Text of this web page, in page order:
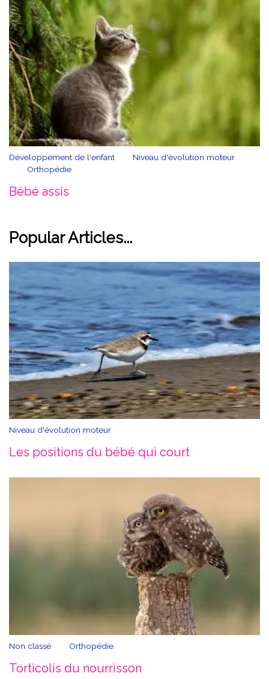
Développement de l'enfant
Niveau d'évolution moteur
Orthopédie
Bébé assis
Popular Articles...
Niveau d'évolution moteur
Les positions du bébé qui court
Non classé Orthopédie
Torticolis du nourrisson